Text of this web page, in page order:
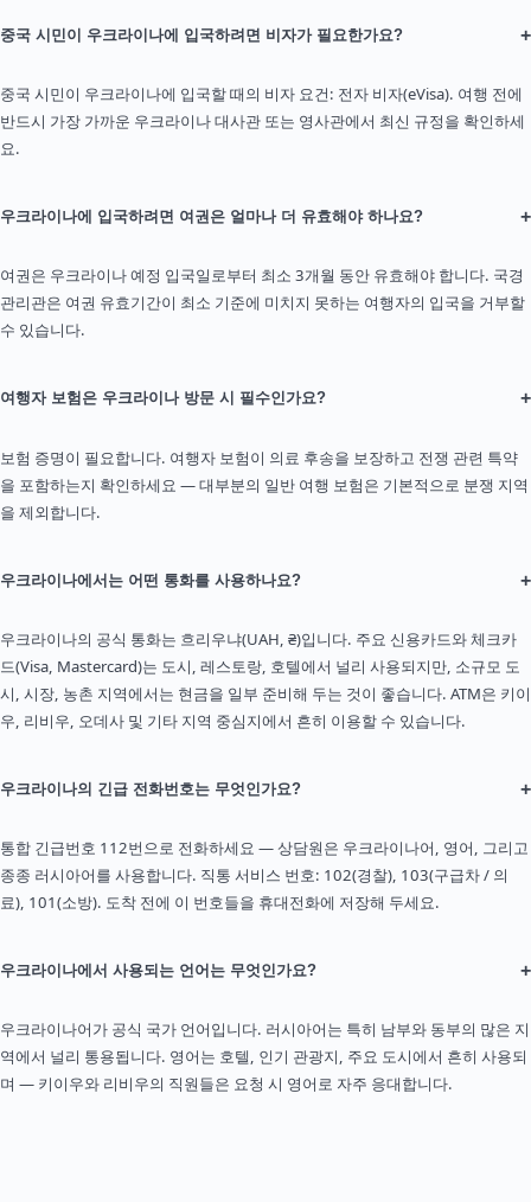
중국 시민이 우크라이나에 입국하려면 비자가 필요한가요? +
중국 시민이 우크라이나에 입국할 때의 비자 요건: 전자 비자(eVisa). 여행 전에
반드시 가장 가까운 우크라이나 대사관 또는 영사관에서 최신 규정을 확인하세
요.
우크라이나에 입국하려면 여권은 얼마나 더 유효해야 하나요? +
여권은 우크라이나 예정 입국일로부터 최소 3개월 동안 유효해야 합니다. 국경
관리관은 여권 유효기간이 최소 기준에 미치지 못하는 여행자의 입국을 거부할
수 있습니다.
여행자 보험은 우크라이나 방문 시 필수인가요? +
보험 증명이 필요합니다. 여행자 보험이 의료 후송을 보장하고 전쟁 관련 특약
을 포함하는지 확인하세요 — 대부분의 일반 여행 보험은 기본적으로 분쟁 지역
을 제외합니다.
우크라이나에서는 어떤 통화를 사용하나요? +
우크라이나의 공식 통화는 흐리우냐(UAH, ₴)입니다. 주요 신용카드와 체크카
드(Visa, Mastercard)는 도시, 레스토랑, 호텔에서 널리 사용되지만, 소규모 도
시, 시장, 농촌 지역에서는 현금을 일부 준비해 두는 것이 좋습니다. ATM은 키이
우, 리비우, 오데사 및 기타 지역 중심지에서 흔히 이용할 수 있습니다.
우크라이나의 긴급 전화번호는 무엇인가요? +
통합 긴급번호 112번으로 전화하세요 — 상담원은 우크라이나어, 영어, 그리고
종종 러시아어를 사용합니다. 직통 서비스 번호: 102(경찰), 103(구급차 / 의
료), 101(소방). 도착 전에 이 번호들을 휴대전화에 저장해 두세요.
우크라이나에서 사용되는 언어는 무엇인가요? +
우크라이나어가 공식 국가 언어입니다. 러시아어는 특히 남부와 동부의 많은 지
역에서 널리 통용됩니다. 영어는 호텔, 인기 관광지, 주요 도시에서 흔히 사용되
며 — 키이우와 리비우의 직원들은 요청 시 영어로 자주 응대합니다.